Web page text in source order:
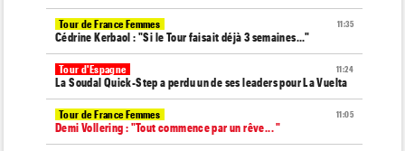
11:35
Tour de France Femmes
Cédrine Kerbaol : "Si le Tour faisait déjà 3 semaines..."
11:24
Tour d'Espagne
La Soudal Quick-Step a perdu un de ses leaders pour La Vuelta
11:05
Tour de France Femmes
Demi Vollering : "Tout commence par un rêve... "